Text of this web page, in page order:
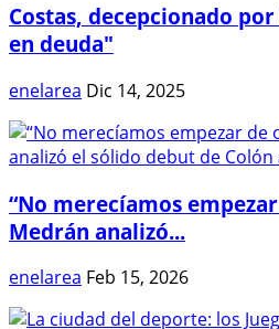
Costas, decepcionado
en deuda"
enelarea Dic 14, 2025
“No merecíamos
Medrán analizó...
enelarea Feb 15, 2026